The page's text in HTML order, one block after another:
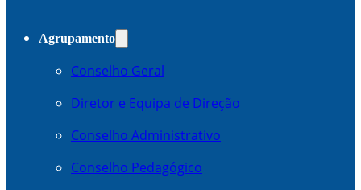
Agrupamento
Conselho Geral
Diretor e Equipa de Direção
Conselho Administrativo
Conselho Pedagógico